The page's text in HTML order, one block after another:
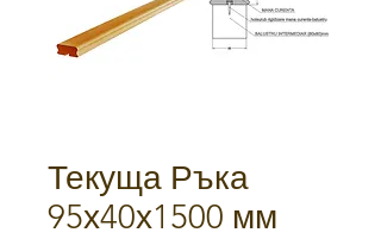
Текуща Ръка
95х40х1500 мм